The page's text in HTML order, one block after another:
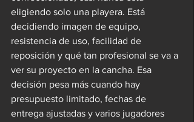
eligiendo solo una playera. Está
decidiendo imagen de equipo,
resistencia de uso, facilidad de
reposición y qué tan profesional se va a
ver su proyecto en la cancha. Esa
decisión pesa más cuando hay
presupuesto limitado, fechas de
entrega ajustadas y varios jugadores